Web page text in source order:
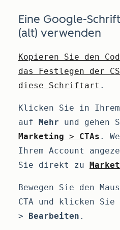
Eine Google-
(alt) verwenden
Kopieren Sie den
das Festlegen der
diese Schriftart .
Klicken Sie in Ihrem
auf Mehr und gehen
Marketing > CTAs .
Ihrem Account
Sie direkt zu
Bewegen Sie den
CTA und klicken Sie
> Bearbeiten .